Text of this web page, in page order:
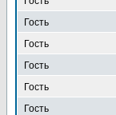
Гость
Гость
Гость
Гость
Гость